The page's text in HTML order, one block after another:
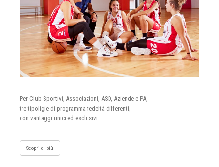
Per Club Sportivi, Associazioni, ASD, Aziende e PA,
tre tipoligie di programma fedeltà differenti,
con vantaggi unici ed esclusivi.
Scopri di più